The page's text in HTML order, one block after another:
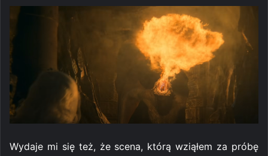
Wydaje mi się też, że scena, którą wziąłem za próbę